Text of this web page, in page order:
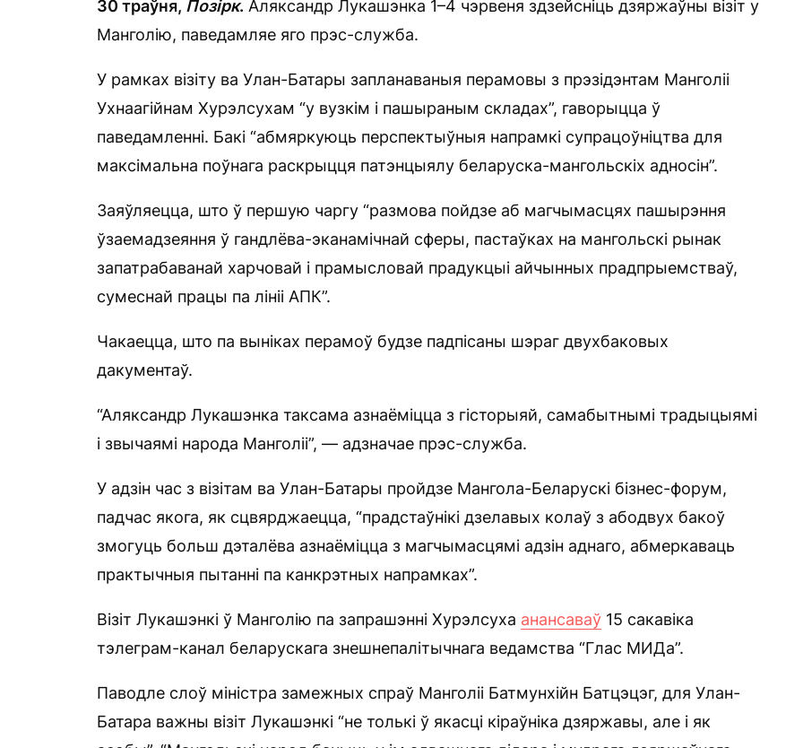
30 траўня, Позірк. Аляксандр Лукашэнка 1–4 чэрвеня здзейсніць дзяржаўны візіт у
Манголію, паведамляе яго прэс-служба.
У рамках візіту ва Улан-Батары запланаваныя перамовы з прэзідэнтам Манголіі
Ухнаагійнам Хурэлсухам “у вузкім і пашыраным складах”, гаворыцца ў
паведамленні. Бакі “абмяркуюць перспектыўныя напрамкі супрацоўніцтва для
максімальна поўнага раскрыцця патэнцыялу беларуска-мангольскіх адносін”.
Заяўляецца, што ў першую чаргу “размова пойдзе аб магчымасцях пашырэння
ўзаемадзеяння ў гандлёва-эканамічнай сферы, пастаўках на мангольскі рынак
запатрабаванай харчовай і прамысловай прадукцыі айчынных прадпрыемстваў,
сумеснай працы па лініі АПК”.
Чакаецца, што па выніках перамоў будзе падпісаны шэраг двухбаковых
дакументаў.
“Аляксандр Лукашэнка таксама азнаёміцца з гісторыяй, самабытнымі традыцыямі
і звычаямі народа Манголіі”, — адзначае прэс-служба.
У адзін час з візітам ва Улан-Батары пройдзе Мангола-Беларускі бізнес-форум,
падчас якога, як сцвярджаецца, “прадстаўнікі дзелавых колаў з абодвух бакоў
змогуць больш дэталёва азнаёміцца з магчымасцямі адзін аднаго, абмеркаваць
практычныя пытанні па канкрэтных напрамках”.
Візіт Лукашэнкі ў Манголію па запрашэнні Хурэлсуха анансаваў 15 сакавіка
тэлеграм-канал беларускага знешнепалітычнага ведамства “Глас МИДа”.
Паводле слоў міністра замежных спраў Манголіі Батмунхійн Батцэцэг, для Улан-
Батара важны візіт Лукашэнкі “не толькі ў якасці кіраўніка дзяржавы, але і як